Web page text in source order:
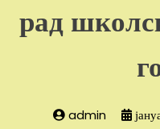
рад
admin